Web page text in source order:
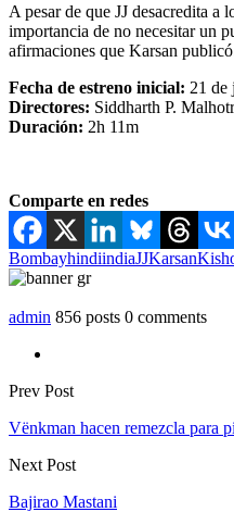
A pesar de que JJ desacredita a
importancia de no necesitar un
afirmaciones que Karsan
Fecha de estreno inicial: 21 de
Directores: Siddharth P.
Duración: 2h 11m
Comparte en redes
BombayhindiindiaJJKarsan
admin 856 posts 0 comments
Prev Post
Vënkman hacen remezcla para
Next Post
Bajirao Mastani